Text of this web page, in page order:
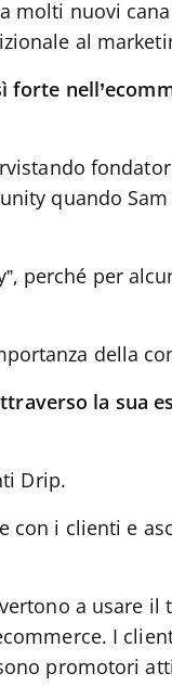
molti nuovi
al
forte
quando Sam
perché per
della
la sua
Drip.
con i clienti e
a usare il
I
promotori